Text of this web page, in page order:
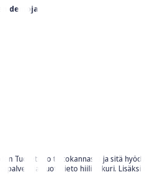
demoja
Tuotetieto tietokannasta ja sitä
ja Tuotetieto hiililaskuri.